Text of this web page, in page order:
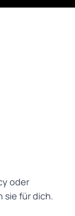
oder
sie für dich.